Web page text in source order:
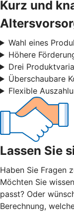
Kurz und
Wahl eines
Höhere
Drei
Überschaubare
Flexible
Lassen Sie
Haben Sie Fragen
Möchten Sie
passt? Oder
Berechnung,